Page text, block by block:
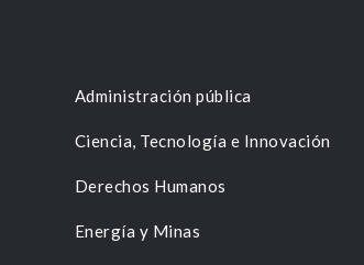
Administración pública
Ciencia, Tecnología e Innovación
Derechos Humanos
Energía y Minas